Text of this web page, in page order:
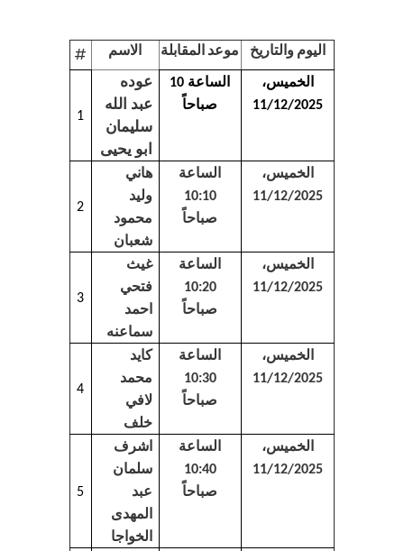
# الاسم موعد المقابلة اليوم والتاريخ
1
عوده
عبد الله
سليمان
ابو يحيى
الساعة 10
صباحاً
الخميس،
11/12/2025
2
هاني
وليد
محمود
شعبان
الساعة
10:10
صباحاً
الخميس،
11/12/2025
3
غيث
فتحي
احمد
سماعنه
الساعة
10:20
صباحاً
الخميس،
11/12/2025
4
كايد
محمد
لافي
خلف
الساعة
10:30
صباحاً
الخميس،
11/12/2025
5
اشرف
سلمان
عبد
المهدى
الخواجا
الساعة
10:40
صباحاً
الخميس،
11/12/2025